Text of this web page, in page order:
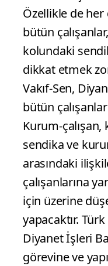
Özellikle de
bütün
kolundaki
dikkat etmek
Vakıf-Sen,
bütün
Kurum-
sendika ve
arasındaki
çalışanlarına
için üzerine
yapacaktır.
Diyanet İşleri
görevine ve